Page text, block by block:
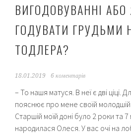
ВИГОДОВУВАННІ АБО
ГОДУВАТИ ГРУДЬМИ
ТОДЛЕРА?
18.01.2019 6 коментарів
– То нашя матуся. В неї є дві ціці.
пояснює про мене своїй
Старшій моїй доні було 2 роки та 7
народилася Олеся. У вас очі на